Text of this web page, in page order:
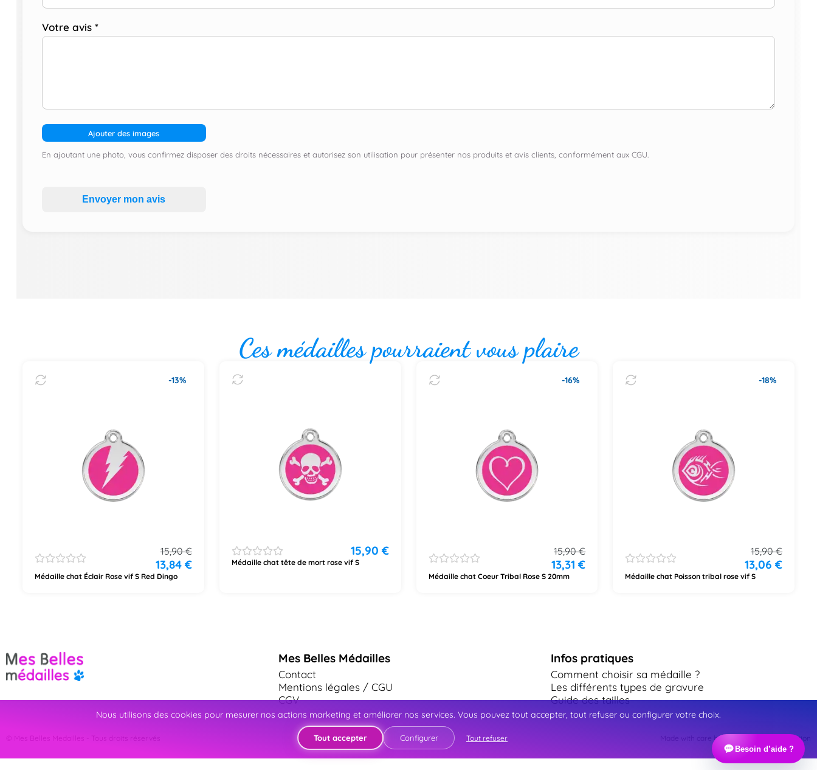
Votre avis *
Ajouter des images
En ajoutant une photo, vous confirmez disposer des droits nécessaires et autorisez son utilisation pour présenter nos produits et avis clients, conformément aux CGU.
Envoyer mon avis
Ces médailles pourraient vous plaire
-13%
15,90€
13,84 €
Médaille chat Éclair Rose vif S Red Dingo
15,90 €
Médaille chat tête de mort rose vif S
-16%
15,90€
13,31€
Médaille chat Coeur Tribal Rose S 20mm
-18%
15,90€
13,06€
Médaille chat Poisson tribal rose vif S
Mes Belles Médailles
Contact
Mentions légales / CGU
CGV
Infos pratiques
Comment choisir sa médaille ?
Les différents types de gravure
Guide des tailles
© Mes Belles Medailles - Tous droits réservés
Made with care by Webinart Communication
Besoin d’aide ?
Nous utilisons des cookies pour mesurer nos actions marketing et améliorer nos services. Vous pouvez tout accepter, tout refuser ou configurer votre choix.
Tout accepter Configurer Tout refuser